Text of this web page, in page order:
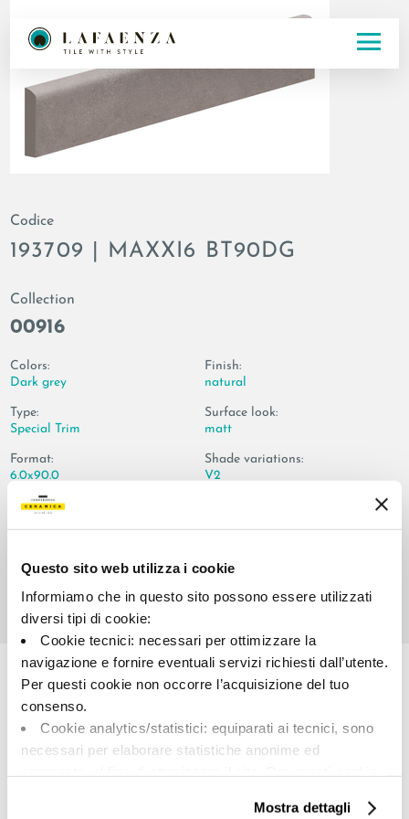
Questo sito web utilizza i cookie
Informiamo che in questo sito possono essere utilizzati
diversi tipi di cookie:
Cookie tecnici: necessari per ottimizzare la
navigazione e fornire eventuali servizi richiesti dall’utente.
Per questi cookie non occorre l’acquisizione del tuo
consenso.
Cookie analytics/statistici: equiparati ai tecnici, sono
necessari per elaborare statistiche anonime ed
Cookie di profilazione/marketing: sono utilizzati, solo
Mostra dettagli
Codice
193709 | MAXXI6 BT90DG
Collection
00916
Colors:
Dark grey
Type:
Special Trim
Format:
6.0x90.0
Finish:
natural
Surface look:
matt
Shade variations:
V2
Share: